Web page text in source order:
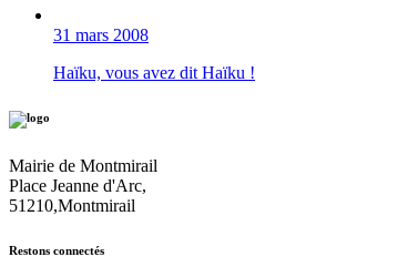
31 mars 2008
Haïku, vous avez dit Haïku !
Mairie de Montmirail
Place Jeanne d'Arc,
51210,Montmirail
Restons connectés